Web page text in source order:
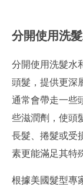
分開使用洗
分開使用洗髮水
頭髮，提供更深
通常會帶走一些
些滋潤劑，使頭
長髮、捲髮或受
素更能滿足其特
根據美國髮型專